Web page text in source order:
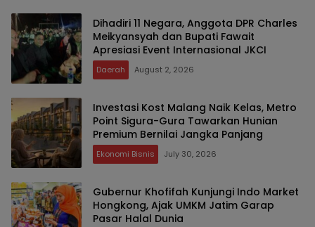
Dihadiri 11 Negara, Anggota DPR Charles
Meikyansyah dan Bupati Fawait
Apresiasi Event Internasional JKCI
Daerah August 2, 2026
Investasi Kost Malang Naik Kelas, Metro
Point Sigura-Gura Tawarkan Hunian
Premium Bernilai Jangka Panjang
Ekonomi Bisnis July 30, 2026
Gubernur Khofifah Kunjungi Indo Market
Hongkong, Ajak UMKM Jatim Garap
Pasar Halal Dunia